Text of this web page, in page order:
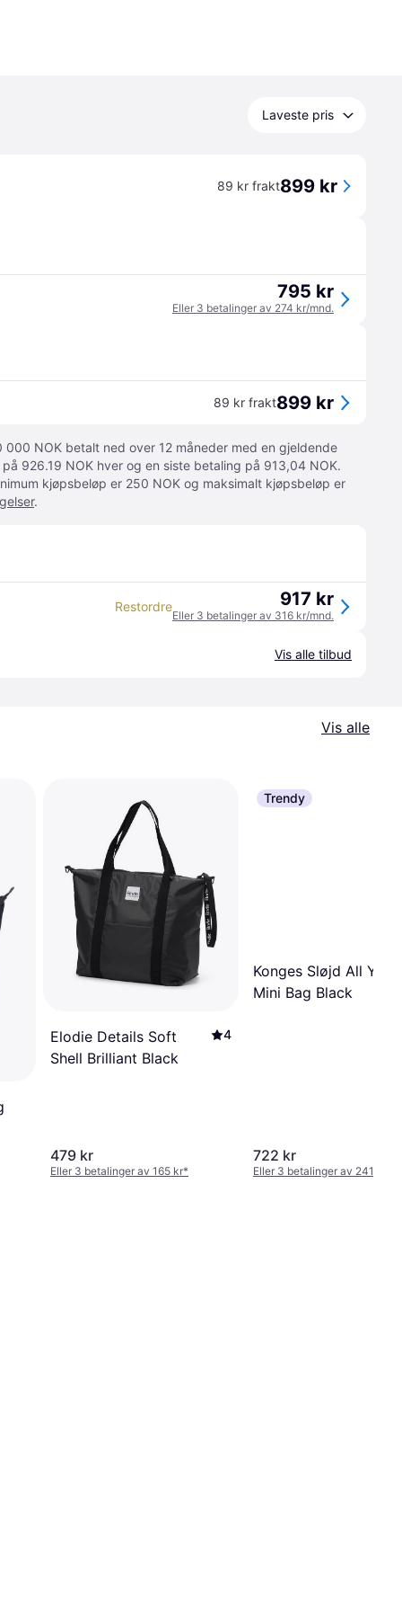
Laveste pris
89 kr frakt899 kr
795 kr
Eller 3 betalinger av 274 kr/mnd.
89 kr frakt899 kr
000 NOK betalt ned over 12 måneder med en gjeldende
926.19 NOK hver og en siste betaling på 913,04 NOK.
kjøpsbeløp er 250 NOK og maksimalt kjøpsbeløp er
.
Restordre 917 kr
Eller 3 betalinger av 316 kr/mnd.
Vis alle tilbud
Vis alle
Elodie Details Soft
Shell Brilliant Black
4
479 kr
Eller 3 betalinger av 165 kr*
Trendy
Konges Sløjd All You
Mini Bag Black
722 kr
Eller 3 betalinger av 241 kr